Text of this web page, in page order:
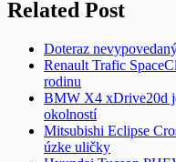
Related Post
Doteraz
Renault Trafic
rodinu
BMW X4 xDrive20d
okolností
Mitsubishi Eclipse
úzke uličky